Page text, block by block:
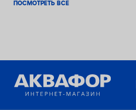
ПОСМОТРЕТЬ ВСЕ